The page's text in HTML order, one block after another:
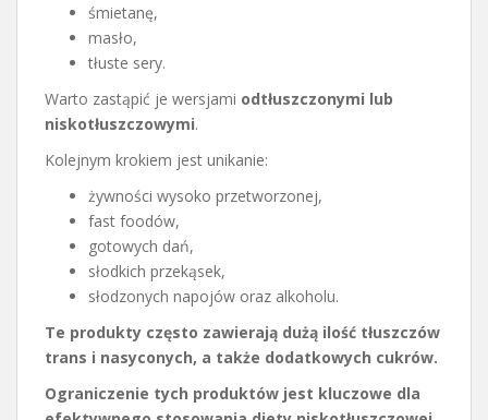
śmietanę,
masło,
tłuste sery.
Warto zastąpić je wersjami odtłuszczonymi lub
niskotłuszczowymi.
Kolejnym krokiem jest unikanie:
żywności wysoko przetworzonej,
fast foodów,
gotowych dań,
słodkich przekąsek,
słodzonych napojów oraz alkoholu.
Te produkty często zawierają dużą ilość tłuszczów
trans i nasyconych, a także dodatkowych cukrów.
Ograniczenie tych produktów jest kluczowe dla